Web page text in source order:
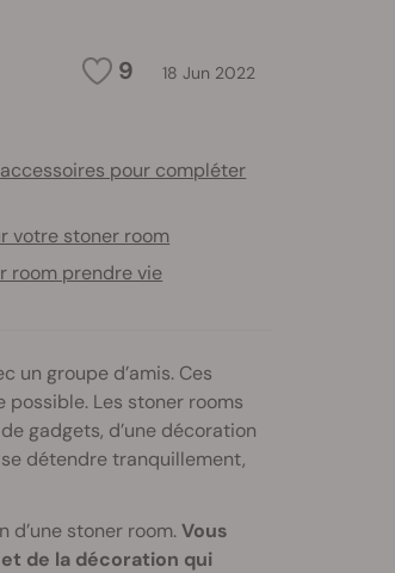
9 18 Jun 2022
pour compléter
votre stoner room
room prendre vie
un groupe d’amis. Ces
Les stoner rooms
gadgets, d’une décoration
détendre tranquillement,
d’une stoner room.Vous
de la décoration qui